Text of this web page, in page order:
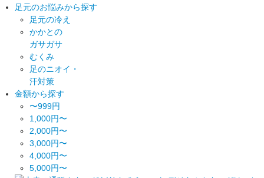
足元のお悩みから探す
足元の冷え
かかとの
ガサガサ
むくみ
足のニオイ・
汗対策
金額から探す
〜999円
1,000円〜
2,000円〜
3,000円〜
4,000円〜
5,000円〜